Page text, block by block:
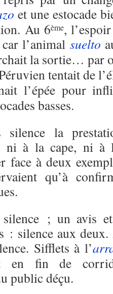
et une estocade
Au 6ème,
l’animal suelto
la sortie… par
tentait de
l’épée pour
basses.
silence la
ni à la cape, ni
face à deux
qu’à
; un avis
: silence aux
Sifflets à l’
en fin de
public déçu.